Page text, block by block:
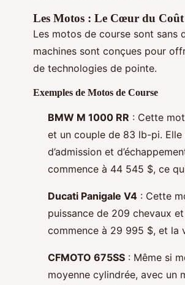
Les Motos : Le Cœur du Coût
Les motos de course sont sans
machines sont conçues pour
de technologies de pointe.
Exemples de Motos de Course
BMW M 1000 RR : Cette
et un couple de 83 lb-pi.
d’admission et
commence à 44 545 $, ce
Ducati Panigale V4 : Cette
puissance de 209 chevaux
commence à 29 995 $, et la
CFMOTO 675SS : Même si
moyenne cylindrée, avec un